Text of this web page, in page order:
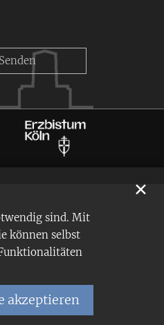
sind. Mit
können selbst
akzeptieren
✕